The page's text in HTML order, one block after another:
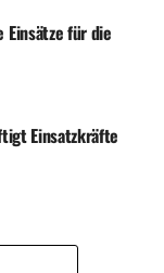
Einsätze für die
Einsatzkräfte